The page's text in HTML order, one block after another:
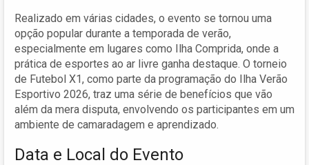
Realizado em várias cidades, o evento se tornou uma
opção popular durante a temporada de verão,
especialmente em lugares como Ilha Comprida, onde a
prática de esportes ao ar livre ganha destaque. O torneio
de Futebol X1, como parte da programação do Ilha Verão
Esportivo 2026, traz uma série de benefícios que vão
além da mera disputa, envolvendo os participantes em um
ambiente de camaradagem e aprendizado.
Data e Local do Evento